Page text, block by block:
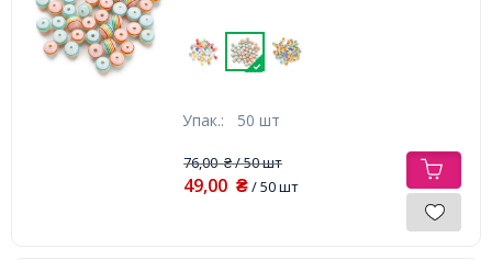
Упак.: 50 шт
76,00₴/ 50 шт
49,00 ₴/ 50 шт